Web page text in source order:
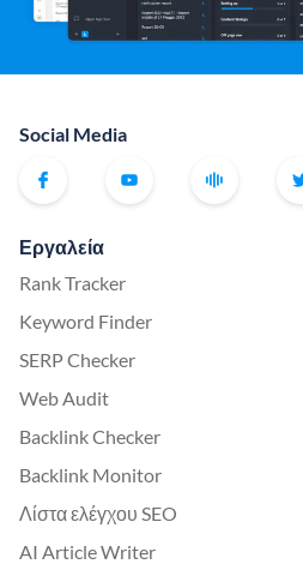
Social Media
Εργαλεία
Rank Tracker
Keyword Finder
SERP Checker
Web Audit
Backlink Checker
Backlink Monitor
Λίστα ελέγχου SEO
AI Article Writer